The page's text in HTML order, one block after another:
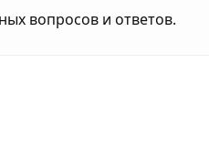
вопросов и ответов.